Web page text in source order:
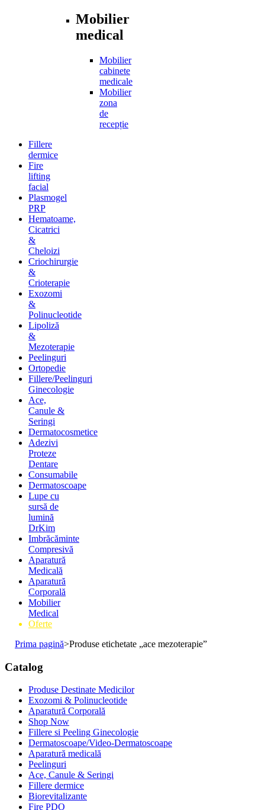
Mobilier
medical
Mobilier
cabinete
medicale
Mobilier
zona
de
recepție
Fillere
dermice
Fire
lifting
facial
Plasmogel
PRP
Hematoame,
Cicatrici
&
Cheloizi
Criochirurgie
&
Crioterapie
Exozomi
&
Polinucleotide
Lipoliză
&
Mezoterapie
Peelinguri
Ortopedie
Fillere/Peelinguri
Ginecologie
Ace,
Canule &
Seringi
Dermatocosmetice
Adezivi
Proteze
Dentare
Consumabile
Dermatoscoape
Lupe cu
sursă de
lumină
DrKim
Imbrăcăminte
Compresivă
Aparatură
Medicală
Aparatură
Corporală
Mobilier
Medical
Oferte
Prima pagină>Produse etichetate „ace mezoterapie”
Catalog
Produse Destinate Medicilor
Exozomi & Polinucleotide
Aparatură Corporală
Shop Now
Fillere si Peeling Ginecologie
Dermatoscoape/Video-Dermatoscoape
Aparatură medicală
Peelinguri
Ace, Canule & Seringi
Fillere dermice
Biorevitalizante
Fire PDO